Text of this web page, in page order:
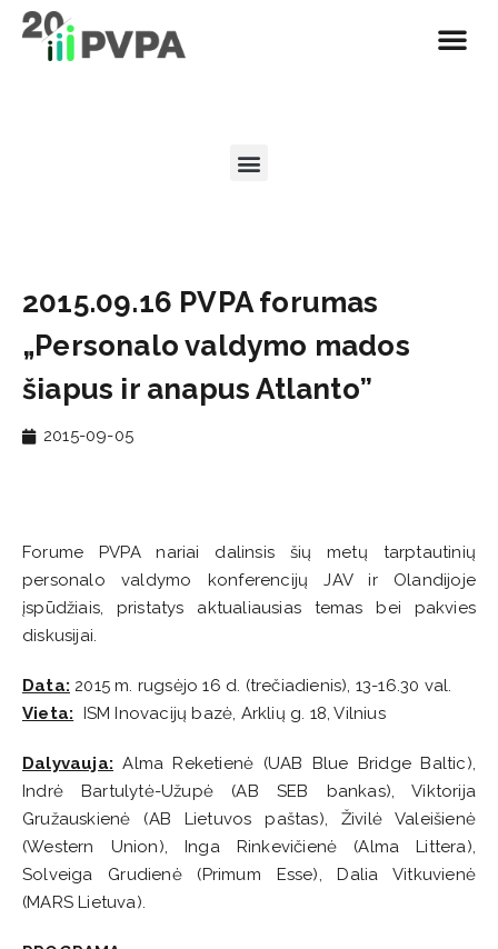
2015.09.16 PVPA forumas
„Personalo valdymo mados
šiapus ir anapus Atlanto”
2015-09-05
Forume PVPA nariai dalinsis šių metų tarptautinių
personalo valdymo konferencijų JAV ir Olandijoje
įspūdžiais, pristatys aktualiausias temas bei pakvies
diskusijai.
Data: 2015 m. rugsėjo 16 d. (trečiadienis), 13-16.30 val.
Vieta: ISM Inovacijų bazė, Arklių g. 18, Vilnius
Dalyvauja: Alma Reketienė (UAB Blue Bridge Baltic),
Indrė Bartulytė-Užupė (AB SEB bankas), Viktorija
Gružauskienė (AB Lietuvos paštas), Živilė Valeišienė
(Western Union), Inga Rinkevičienė (Alma Littera),
Solveiga Grudienė (Primum Esse), Dalia Vitkuvienė
(MARS Lietuva).